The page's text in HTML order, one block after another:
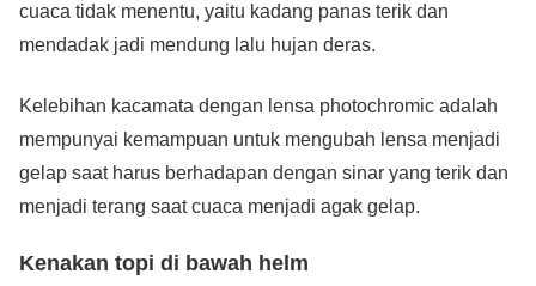
cuaca tidak menentu, yaitu kadang panas terik dan
mendadak jadi mendung lalu hujan deras.
Kelebihan kacamata dengan lensa photochromic adalah
mempunyai kemampuan untuk mengubah lensa menjadi
gelap saat harus berhadapan dengan sinar yang terik dan
menjadi terang saat cuaca menjadi agak gelap.
Kenakan topi di bawah helm